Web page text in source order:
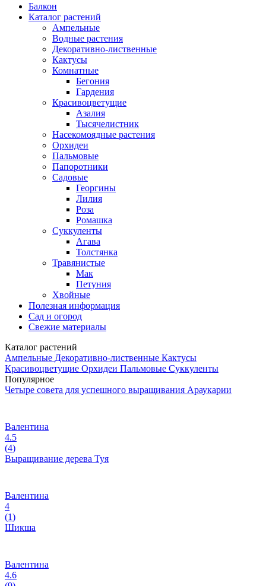
Балкон
Каталог растений
Ампельные
Водные растения
Декоративно-лиственные
Кактусы
Комнатные
Бегония
Гардения
Красивоцветущие
Азалия
Тысячелистник
Насекомоядные растения
Орхидеи
Пальмовые
Папоротники
Садовые
Георгины
Лилия
Роза
Ромашка
Суккуленты
Агава
Толстянка
Травянистые
Мак
Петуния
Хвойные
Полезная информация
Сад и огород
Свежие материалы
Каталог растений
Ампельные Декоративно-лиственные Кактусы
Красивоцветущие Орхидеи Пальмовые Суккуленты
Популярное
Четыре совета для успешного выращивания Араукарии
Валентина
4.5
(4)
Выращивание дерева Туя
Валентина
4
(1)
Шикша
Валентина
4.6